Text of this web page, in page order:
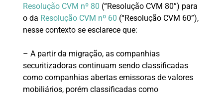
Resolução CVM nº 80 (“Resolução CVM 80”) para
o da Resolução CVM nº 60 (“Resolução CVM 60”),
nesse contexto se esclarece que:
– A partir da migração, as companhias
securitizadoras continuam sendo classificadas
como companhias abertas emissoras de valores
mobiliários, porém classificadas como